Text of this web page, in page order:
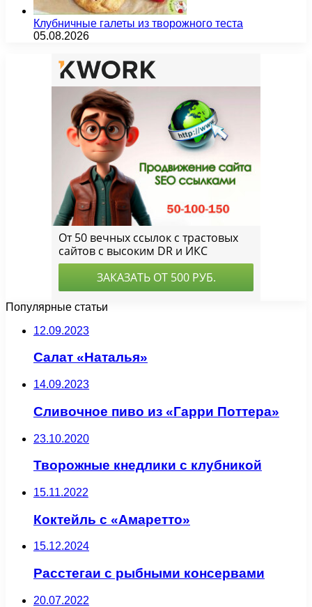
Клубничные галеты из творожного теста
05.08.2026
Популярные статьи
12.09.2023
Салат «Наталья»
14.09.2023
Сливочное пиво из «Гарри Поттера»
23.10.2020
Творожные кнедлики с клубникой
15.11.2022
Коктейль с «Амаретто»
15.12.2024
Расстегаи с рыбными консервами
20.07.2022